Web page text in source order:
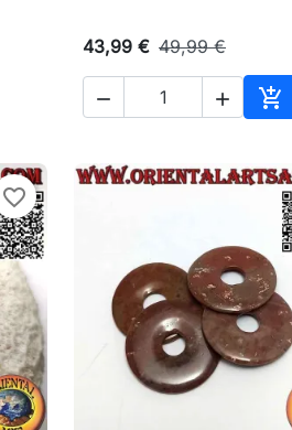
al carrello
43,99 € 49,99 €
  
favorite_border